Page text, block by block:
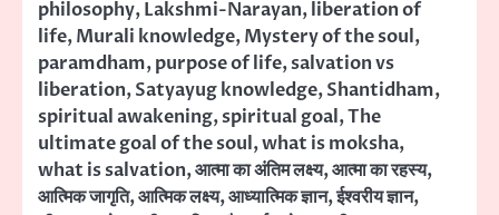
philosophy,Lakshmi-Narayan,liberation of
life,Murali knowledge,Mystery of the soul,
paramdham,purpose of life,salvation vs
liberation,Satyayug knowledge,Shantidham,
spiritual awakening,spiritual goal,The
ultimate goal of the soul,what is moksha,
what is salvation,आत्मा का अंतिम लक्ष्य,आत्मा का रहस्य,
आत्मिक जागृति,आत्मिक लक्ष्य,आध्यात्मिक ज्ञान,ईश्वरीय ज्ञान,